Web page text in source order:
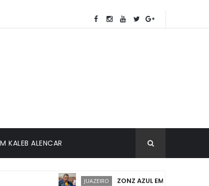
KALEB ALENCAR
JUAZEIRO ZONZ AZUL EM JUAZEIRO: